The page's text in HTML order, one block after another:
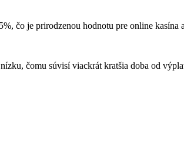
čo je prirodzenou hodnotu pre online kasína
čomu súvisí viackrát kratšia doba od